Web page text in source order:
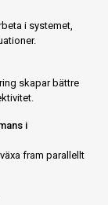
i systemet,
skapar bättre
i
fram parallellt